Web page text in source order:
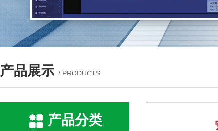
产品展示 / PRODUCTS
产品分类